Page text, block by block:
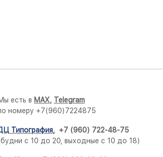
есть в MAX, Telegram
номеру +7(960)7224875
Типография, +7 (960) 722-48-75
с 10 до 20, выходные с 10 до 18)